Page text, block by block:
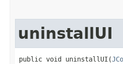
uninstallUI
public void uninstallUI​(